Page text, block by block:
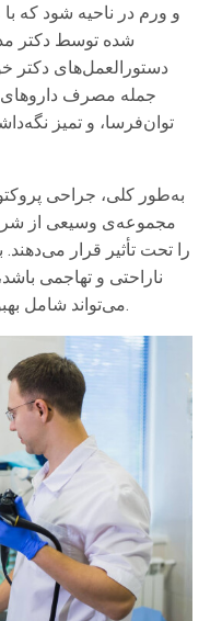
و ورم در ناحیه شود که
شده توسط دکتر
دستورالعمل‌های دکتر
جمله مصرف داروهای
توان‌فرسا، و تمیز
به‌طور کلی، جراحی
مجموعه‌ی وسیعی از
را تحت تأثیر قرار
ناراحتی و تهاجمی
می‌تواند شامل بهبود علائم و کیفیت زندگی بهتر باشد.